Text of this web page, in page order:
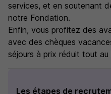
services, et en soutenant
notre Fondation.
Enfin, vous profitez des
avec des chèques
séjours à prix réduit tout
Les étapes de